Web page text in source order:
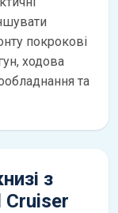
покрокові
ходова
та
з
Cruiser